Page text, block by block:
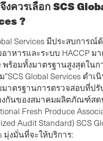
งควรเลือก SCS
?
Services มีประสบการณ์
าหารและระบบ HACCP ม
พร้อมทั้งมาตรฐานสูงสุดใน
”SCS Global Services ดำเ
าตรฐานการตรวจสอบที่ปรั
งกันของสมาคมผลิตภัณฑ์ส
Fresh Produce
Audit Standard) SCS
มุ่งมั่นที่จะให้บริการ: